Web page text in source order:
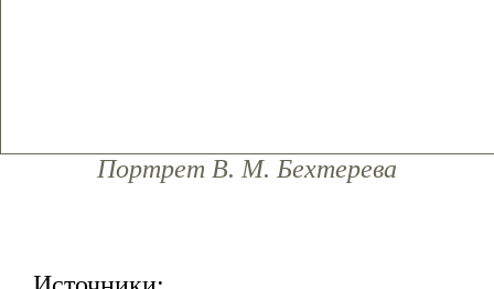
Портрет В. М. Бехтерева